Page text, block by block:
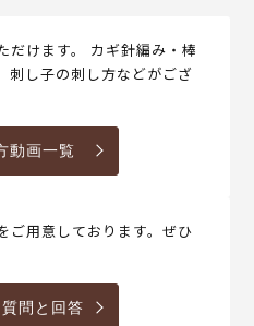
だけます。 カギ針編み・棒
刺し子の刺し方などがござ
動画一覧
ご用意しております。ぜひ
問と回答